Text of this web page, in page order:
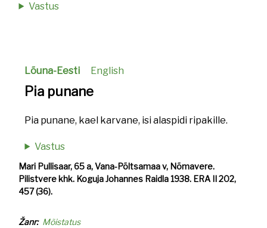
Vastus
Lõuna-Eesti English
Pia punane
Pia punane, kael karvane, isi alaspidi ripakille.
Vastus
Mari Pullisaar, 65 a, Vana-Põltsamaa v, Nõmavere.
Pilistvere khk. Koguja Johannes Raidla 1938. ERA II 202,
457 (36).
Žanr Mõistatus